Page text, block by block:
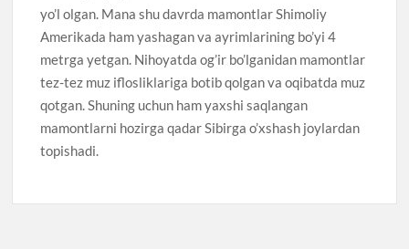
yo’l olgan. Mana shu davrda mamontlar Shimoliy
Amerikada ham yashagan va ayrimlarining bo’yi 4
metrga yetgan. Nihoyatda og’ir bo’lganidan mamontlar
tez-tez muz iflosliklariga botib qolgan va oqibatda muz
qotgan. Shuning uchun ham yaxshi saqlangan
mamontlarni hozirga qadar Sibirga o’xshash joylardan
topishadi.